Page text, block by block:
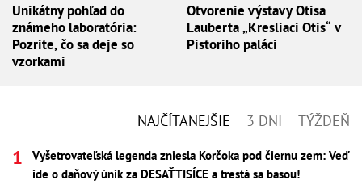
Unikátny pohľad do
známeho laboratória:
Pozrite, čo sa deje so
vzorkami
Otvorenie výstavy Otisa
Lauberta „Kresliaci Otis“ v
Pistoriho paláci
NAJČÍTANEJŠIE 3 DNI TÝŽDEŇ
Vyšetrovateľská legenda zniesla Korčoka pod čiernu zem: Veď
ide o daňový únik za DESAŤTISÍCE a trestá sa basou!